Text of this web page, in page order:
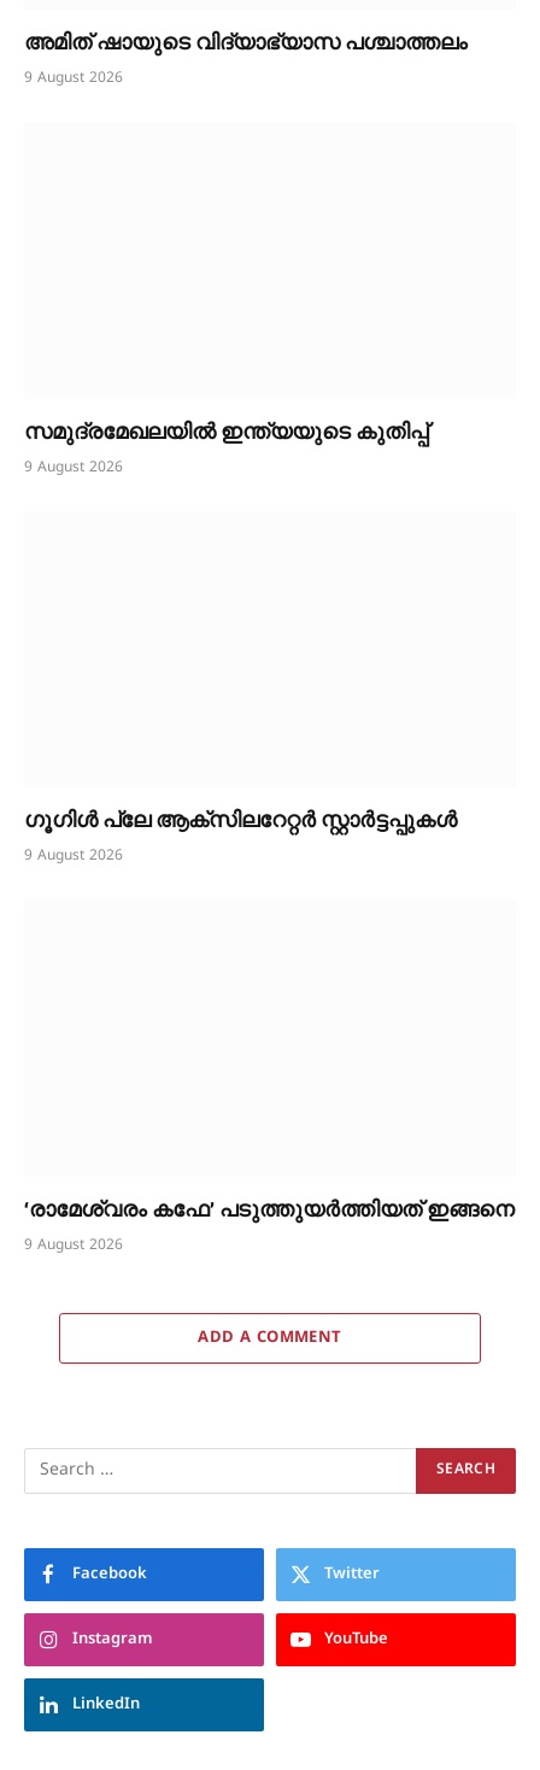
അമിത് ഷായുടെ വിദ്യാഭ്യാസ പശ്ചാത്തലം
9 August 2026
സമുദ്രമേഖലയിൽ ഇന്ത്യയുടെ കുതിപ്പ്
9 August 2026
ഗൂഗിൾ പ്ലേ ആക്സിലറേറ്റർ സ്റ്റാർട്ടപ്പുകൾ
9 August 2026
‘രാമേശ്വരം കഫേ’ പടുത്തുയർത്തിയത് ഇങ്ങനെ
9 August 2026
ADD A COMMENT
Facebook Twitter
Instagram YouTube
LinkedIn